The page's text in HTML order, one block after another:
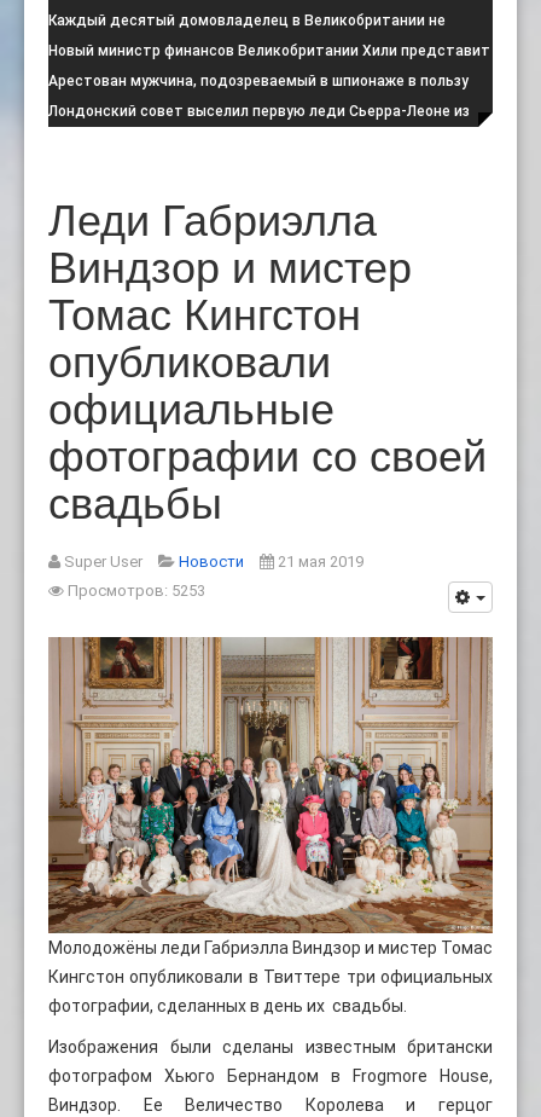
негативной реакции общест:
Каждый десятый домовладелец в Великобритании не
намерен соблюдать запрет на испо:
Новый министр финансов Великобритании Хили представит
свой первый бюджет 28 октя:
Арестован мужчина, подозреваемый в шпионаже в пользу
Ирана на британской военной:
Лондонский совет выселил первую леди Сьерра-Леоне из
Леди Габриэлла
Виндзор и мистер
Томас Кингстон
опубликовали
официальные
фотографии со своей
свадьбы
Super User Новости
21 мая 2019
Просмотров: 5253
Молодожёны леди Габриэлла Виндзор и мистер Томас
Кингстон опубликовали в Твиттере три официальных
фотографии, сделанных в день их свадьбы.
Изображения были сделаны известным британски
фотографом Хьюго Бернандом в Frogmore House,
Виндзор. Ее Величество Королева и герцог